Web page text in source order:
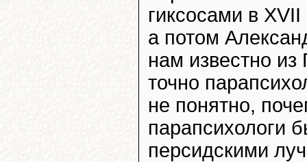
гиксосами в
а потом
нам известно
точно
не понятно,
парапсихологи
персидскими